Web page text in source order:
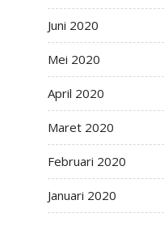
Juni 2020
Mei 2020
April 2020
Maret 2020
Februari 2020
Januari 2020